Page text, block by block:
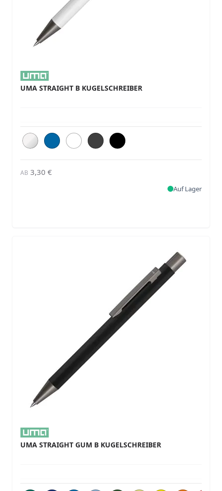
UMA STRAIGHT B KUGELSCHREIBER
AB 3,30 €
Auf Lager
UMA STRAIGHT GUM B KUGELSCHREIBER